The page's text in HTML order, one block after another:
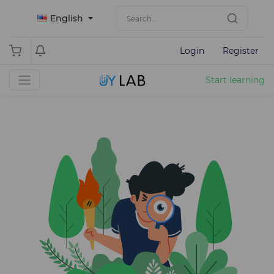
English
Login Register
Start learning